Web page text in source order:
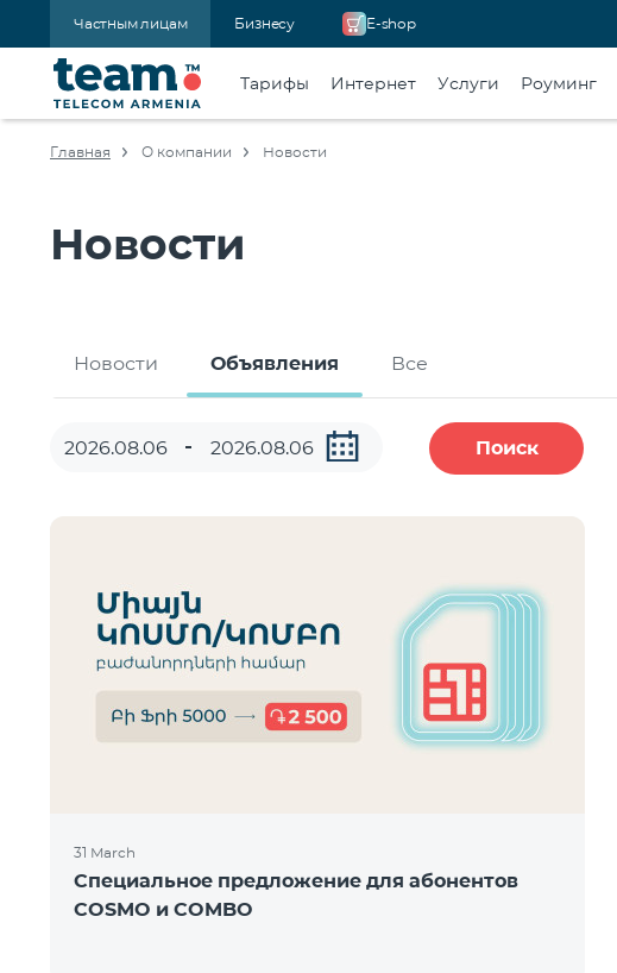
Частным лицам Бизнесу E-shop
Тарифы Интернет Услуги Роуминг
Главная О компании Новости
Новости
Новости Объявления Все
Поиск
31 March
Специальное предложение для абонентов
COSMO и COMBO